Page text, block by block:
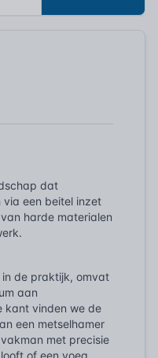
dat
een beitel inzet
harde materialen
in de praktijk, omvat
aan
kant vinden we de
een metselhamer
met precisie
of een voeg